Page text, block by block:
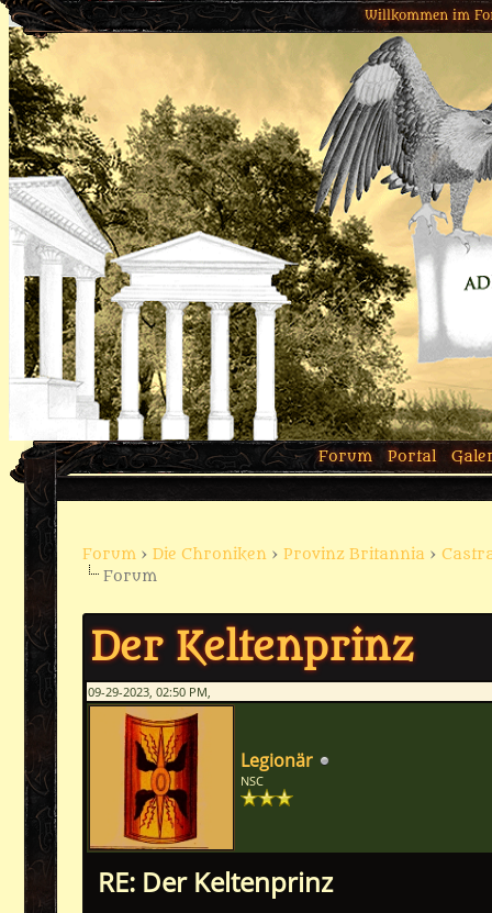
Willkommen im
Forum Portal
Forum › Die Chroniken › Provinz Britannia ›
Forum
Der Keltenprinz
09-29-2023, 02:50 PM,
Legionär
NSC
RE: Der Keltenprinz